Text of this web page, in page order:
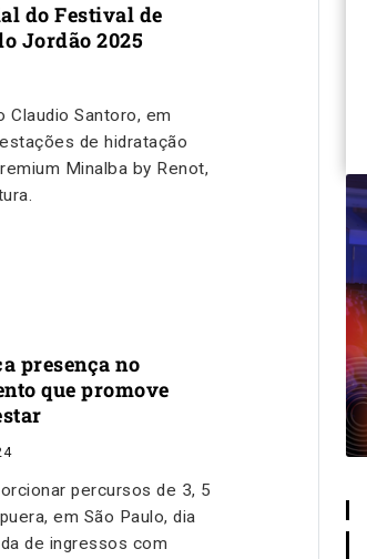
do Festival de
Jordão 2025
Claudio Santoro, em
de hidratação
Minalba by Renot,
presença no
que promove
percursos de 3, 5
em São Paulo, dia
de ingressos com